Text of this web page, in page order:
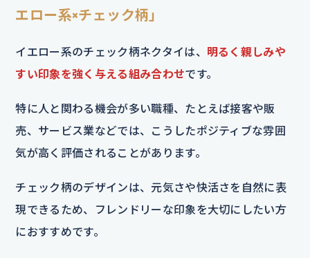
エロー系×チェック柄」
イエロー系のチェック柄ネクタイは、 明るく親しみや
すい印象を強く与える組み合わせです。
特に人と関わる機会が多い職種、たとえば接客や販
売、サービス業などでは、こうしたポジティブな雰囲
気が高く評価されることがあります。
チェック柄のデザインは、元気さや快活さを自然に表
現できるため、フレンドリーな印象を大切にしたい方
におすすめです。